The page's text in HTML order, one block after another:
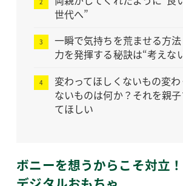
世代へ”
一瞬で気持ちを荒ませる方
力を発揮する秘訣は“考えな
変わってほしくないもの変
ないものは何か？それを親
てほしい
ボニーを想うからこそ対立！